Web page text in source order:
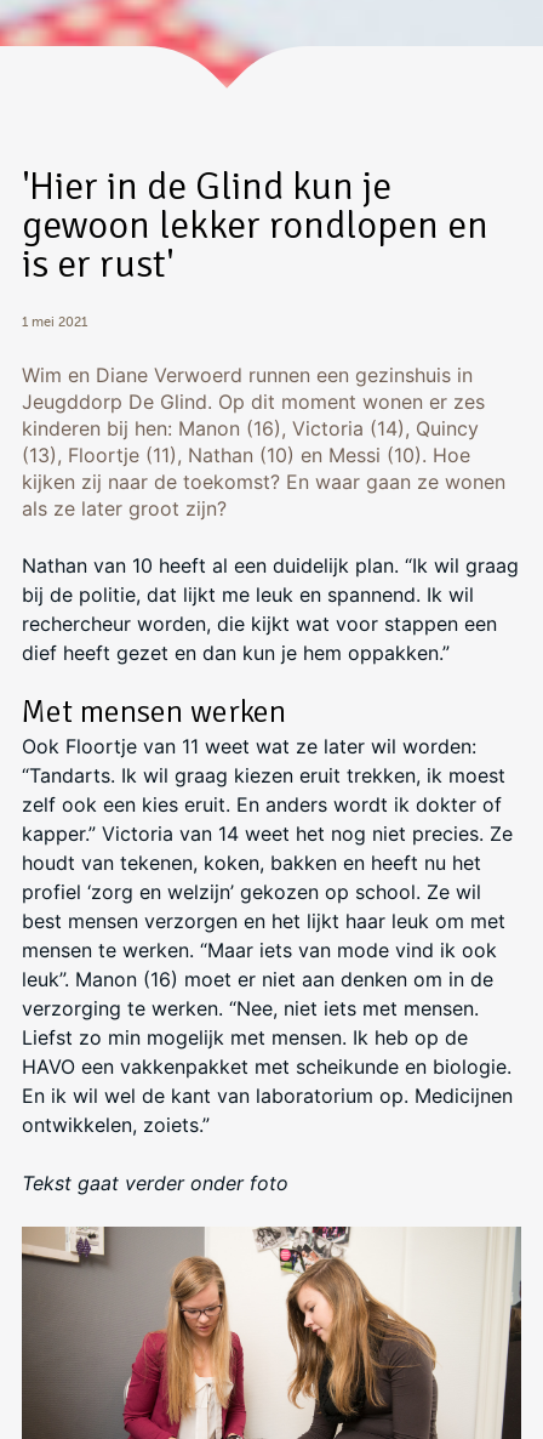
'Hier in de Glind kun je
gewoon lekker rondlopen en
is er rust'
1 mei 2021
Wim en Diane Verwoerd runnen een gezinshuis in
Jeugddorp De Glind. Op dit moment wonen er zes
kinderen bij hen: Manon (16), Victoria (14), Quincy
(13), Floortje (11), Nathan (10) en Messi (10). Hoe
kijken zij naar de toekomst? En waar gaan ze wonen
als ze later groot zijn?
Nathan van 10 heeft al een duidelijk plan. “Ik wil graag
bij de politie, dat lijkt me leuk en spannend. Ik wil
rechercheur worden, die kijkt wat voor stappen een
dief heeft gezet en dan kun je hem oppakken.”
Met mensen werken
Ook Floortje van 11 weet wat ze later wil worden:
“Tandarts. Ik wil graag kiezen eruit trekken, ik moest
zelf ook een kies eruit. En anders wordt ik dokter of
kapper.” Victoria van 14 weet het nog niet precies. Ze
houdt van tekenen, koken, bakken en heeft nu het
profiel ‘zorg en welzijn’ gekozen op school. Ze wil
best mensen verzorgen en het lijkt haar leuk om met
mensen te werken. “Maar iets van mode vind ik ook
leuk”. Manon (16) moet er niet aan denken om in de
verzorging te werken. “Nee, niet iets met mensen.
Liefst zo min mogelijk met mensen. Ik heb op de
HAVO een vakkenpakket met scheikunde en biologie.
En ik wil wel de kant van laboratorium op. Medicijnen
ontwikkelen, zoiets.”
Tekst gaat verder onder foto